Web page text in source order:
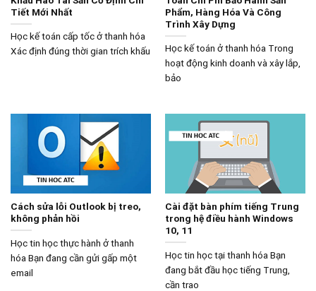
Tiết Mới Nhất
Học kế toán cấp tốc ở thanh hóa
Xác định đúng thời gian trích khấu
Phẩm, Hàng Hóa Và Công
Trình Xây Dựng
Học kế toán ở thanh hóa Trong
hoạt động kinh doanh và xây lắp,
bảo
Cách sửa lỗi Outlook bị treo,
không phản hồi
Học tin học thực hành ở thanh
hóa Bạn đang cần gửi gấp một
email
Cài đặt bàn phím tiếng Trung
trong hệ điều hành Windows
10, 11
Học tin học tại thanh hóa Bạn
đang bắt đầu học tiếng Trung,
cần trao